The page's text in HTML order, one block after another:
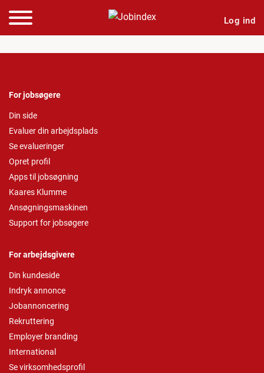
Log ind
For jobsøgere
Din side
Evaluer din arbejdsplads
Se evalueringer
Opret profil
Apps til jobsøgning
Kaares Klumme
Ansøgningsmaskinen
Support for jobsøgere
For arbejdsgivere
Din kundeside
Indryk annonce
Jobannoncering
Rekruttering
Employer branding
International
Se virksomhedsprofil